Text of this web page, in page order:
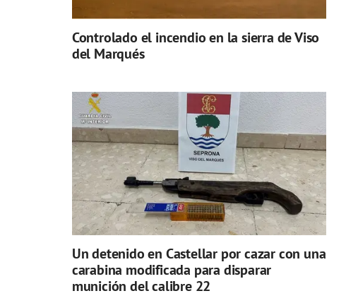
Controlado el incendio en la sierra de Viso
del Marqués
Un detenido en Castellar por cazar con una
carabina modificada para disparar
munición del calibre 22